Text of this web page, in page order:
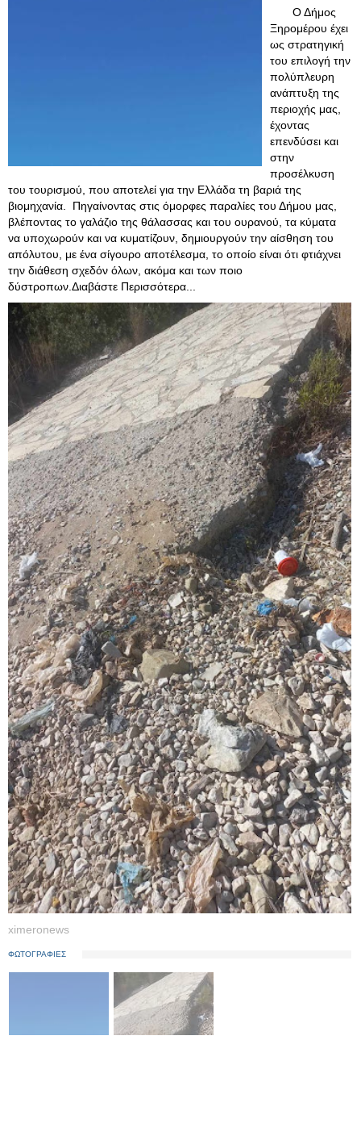
Ο Δήμος
Ξηρομέρου έχει
ως στρατηγική
του επιλογή την
πολύπλευρη
ανάπτυξη της
περιοχής μας,
έχοντας
επενδύσει και
στην
προσέλκυση
του τουρισμού, που αποτελεί για την Ελλάδα τη βαριά της
βιομηχανία. Πηγαίνοντας στις όμορφες παραλίες του Δήμου μας,
βλέποντας το γαλάζιο της θάλασσας και του ουρανού, τα κύματα
να υποχωρούν και να κυματίζουν, δημιουργούν την αίσθηση του
απόλυτου, με ένα σίγουρο αποτέλεσμα, το οποίο είναι ότι φτιάχνει
την διάθεση σχεδόν όλων, ακόμα και των ποιο
δύστροπων.Διαβάστε Περισσότερα...
ximeronews
ΦΩΤΟΓΡΑΦΙΕΣ